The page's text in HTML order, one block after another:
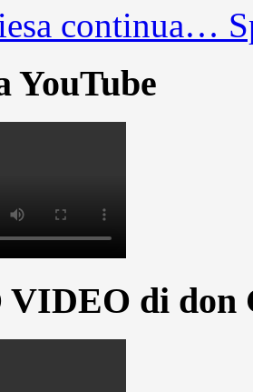
continua…
YouTube
di don